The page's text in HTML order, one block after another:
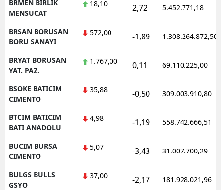
BRMEN BIRLIK
MENSUCAT
18,10 2,72 5.452.771,18
BRSAN BORUSAN
BORU SANAYI
572,00 -1,89 1.308.264.872,50
BRYAT BORUSAN
YAT. PAZ.
1.767,00 0,11 69.110.225,00
BSOKE BATICIM
CIMENTO
35,88 -0,50 309.003.910,80
BTCIM BATICIM
BATI ANADOLU
4,98 -1,19 558.742.666,51
BUCIM BURSA
CIMENTO
5,07 -3,43 31.007.700,29
BULGS BULLS
GSYO
37,00 -2,17 181.928.021,96